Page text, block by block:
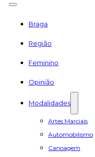
Braga
Região
Feminino
Opinião
Modalidades
Artes Marciais
Automobilismo
Canoagem